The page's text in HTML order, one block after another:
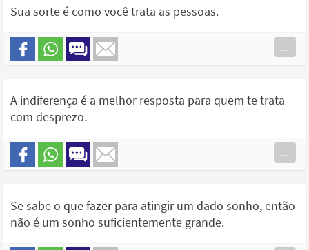
Sua sorte é como você trata as pessoas.
...
A indiferença é a melhor resposta para quem te trata
com desprezo.
...
Se sabe o que fazer para atingir um dado sonho, então
não é um sonho suficientemente grande.